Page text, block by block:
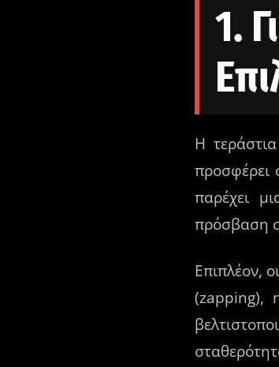
1.
Η
προσφέρει
παρέχει
πρόσβαση
Επιπλέον,
(zapping),